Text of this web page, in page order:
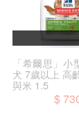
「希爾思」小
犬 7歲以上 高
與米 1.5
$